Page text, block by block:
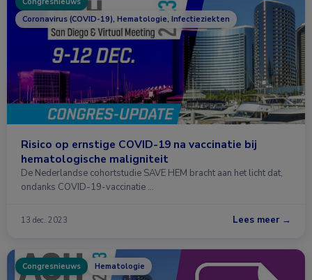
Coronavirus (COVID-19), Hematologie, Infectieziekten
Risico op ernstige COVID-19 na vaccinatie bij
hematologische maligniteit
De Nederlandse cohortstudie SAVE HEM bracht aan het licht dat,
ondanks COVID-19-vaccinatie …
13 dec. 2023 Lees meer →
Congresnieuws Hematologie